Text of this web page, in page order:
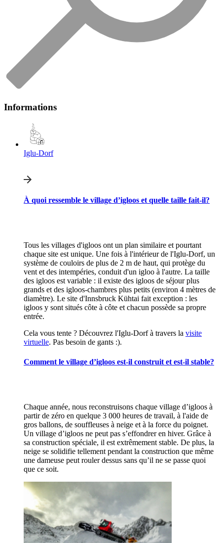
Informations
Iglu-Dorf
À quoi ressemble le village d’igloos et quelle taille fait-il?
Tous les villages d'igloos ont un plan similaire et pourtant
chaque site est unique. Une fois à l'intérieur de l'Iglu-Dorf, un
système de couloirs de plus de 2 m de haut, qui protège du
vent et des intempéries, conduit d'un igloo à l'autre. La taille
des igloos est variable : il existe des igloos de séjour plus
grands et des igloos-chambres plus petits (environ 4 mètres de
diamètre). Le site d'Innsbruck Kühtai fait exception : les
igloos y sont situés côte à côte et chacun possède sa propre
entrée.
Cela vous tente ? Découvrez l'Iglu-Dorf à travers la visite
virtuelle. Pas besoin de gants :).
Comment le village d’igloos est-il construit et est-il stable?
Chaque année, nous reconstruisons chaque village d’igloos à
partir de zéro en quelque 3 000 heures de travail, à l'aide de
gros ballons, de souffleuses à neige et à la force du poignet.
Un village d’igloos ne peut pas s’effondrer en hiver. Grâce à
sa construction spéciale, il est extrêmement stable. De plus, la
neige se solidifie tellement pendant la construction que même
une dameuse peut rouler dessus sans qu’il ne se passe quoi
que ce soit.